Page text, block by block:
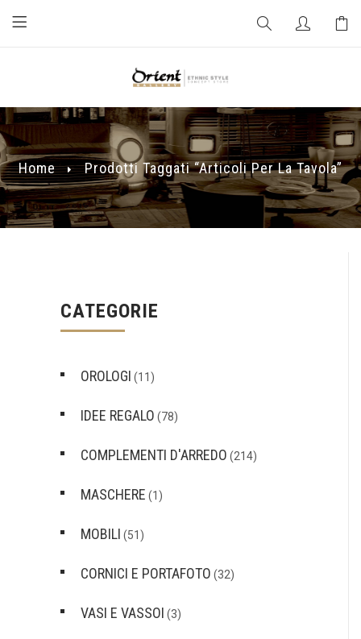
Home Prodotti Taggati “articoli Per La Tavola”
CATEGORIE
OROLOGI (11)
IDEE REGALO (78)
COMPLEMENTI D'ARREDO (214)
MASCHERE (1)
MOBILI (51)
CORNICI E PORTAFOTO (32)
VASI E VASSOI (3)